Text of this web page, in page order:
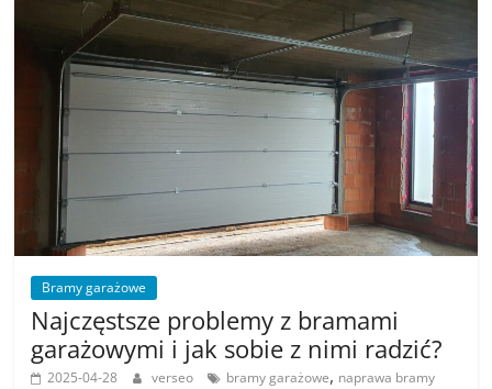
Bramy garażowe
Najczęstsze problemy z bramami
garażowymi i jak sobie z nimi radzić?
2025-04-28 verseo bramy garażowe, naprawa bramy